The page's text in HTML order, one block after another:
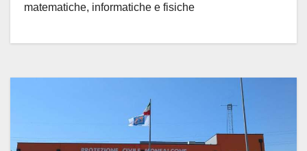
matematiche, informatiche e fisiche